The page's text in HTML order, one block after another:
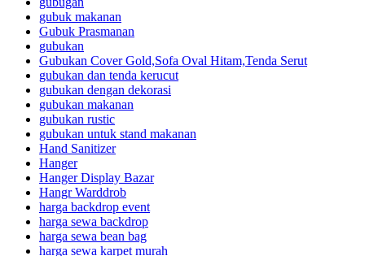
gubuk makanan
Gubuk Prasmanan
gubukan
Gubukan Cover Gold,Sofa Oval Hitam,Tenda Serut
gubukan dan tenda kerucut
gubukan dengan dekorasi
gubukan makanan
gubukan rustic
gubukan untuk stand makanan
Hand Sanitizer
Hanger
Hanger Display Bazar
Hangr Warddrob
harga backdrop event
harga sewa backdrop
harga sewa bean bag
harga sewa karpet murah